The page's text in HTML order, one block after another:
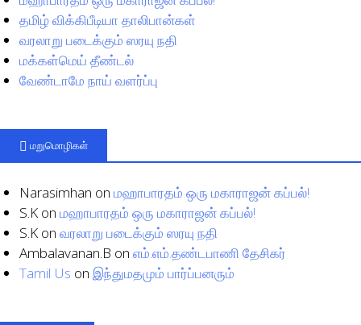
தமிழ் விக்கிபீடியா தாலிபான்கள்
வரலாறு படைக்கும் ஸரயு நதி
மக்கள்மெய் தீண்டல்
வேண்டாமே நாய் வளர்ப்பு
மறுமொழிகள்
Narasimhan on மஹாபாரதம் ஒரு மகாராஜன் கப்பல்!
S.K on மஹாபாரதம் ஒரு மகாராஜன் கப்பல்!
S.K on வரலாறு படைக்கும் ஸரயு நதி
Ambalavanan.B on எம்.எம்.தண்டபாணி தேசிகர்
Tamil Us on இந்துமதமும் பார்ப்பனரும்